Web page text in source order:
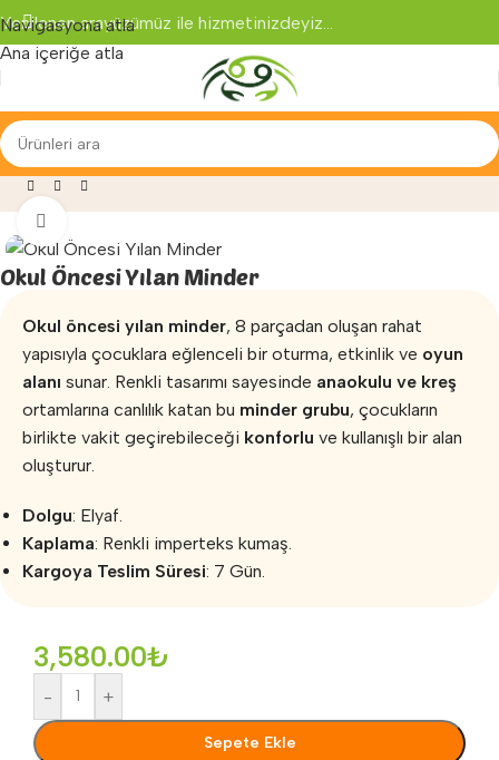
Navigasyona atla
Ana içeriğe atla
Yenilenen arayüzümüz ile hizmetinizdeyiz...
ve Egzersiz
Okul Öncesi Yılan Minder
Okul öncesi yılan minder, 8 parçadan oluşan rahat
yapısıyla çocuklara eğlenceli bir oturma, etkinlik ve oyun
alanı sunar. Renkli tasarımı sayesinde anaokulu ve kreş
ortamlarına canlılık katan bu minder grubu, çocukların
birlikte vakit geçirebileceği konforlu ve kullanışlı bir alan
oluşturur.
Dolgu: Elyaf.
Kaplama: Renkli imperteks kumaş.
Kargoya Teslim Süresi: 7 Gün.
3,580.00₺
- +
Sepete Ekle